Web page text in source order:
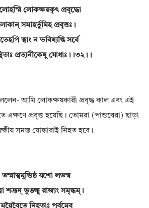
লোকক্ষয়কৃৎ প্রবৃদ্ধো
সমাহর্তুমিহ প্রবৃত্তঃ।
ত্বাং ন ভবিষ্যন্তি সর্বে
প্রত্যনীকেষু যোধাঃ।।৩২।।
আমি লোকক্ষয়কারী প্রবৃদ্ধ কাল এবং এই
প্রবৃত্ত হয়েছি। তোমরা (পান্ডবেরা) ছাড়া
সমস্ত যোদ্ধারাই নিহত হবে।
তস্মাত্ত্বমুত্তিষ্ঠ যশো লভস্ব
শত্রূন্ ভুঙ্ক্ষ্ব রাজ্যং সমৃদ্ধম্।
ময়ৈবৈতে নিহতাঃ পূর্বমেব